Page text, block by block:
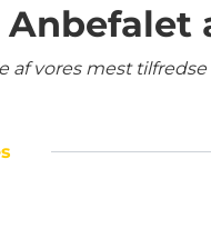
Anbefalet
af vores mest